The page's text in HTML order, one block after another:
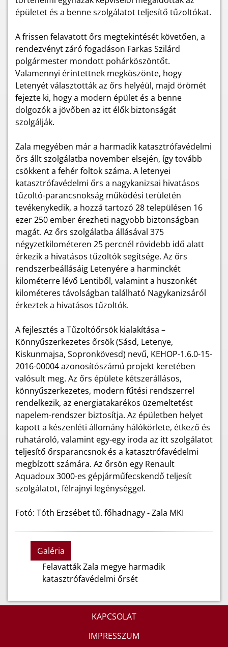
épületet és a benne szolgálatot teljesítő tűzoltókat.
A frissen felavatott őrs megtekintését követően, a
rendezvényt záró fogadáson Farkas Szilárd
polgármester mondott pohárköszöntőt.
Valamennyi érintettnek megköszönte, hogy
Letenyét választották az őrs helyéül, majd örömét
fejezte ki, hogy a modern épület és a benne
dolgozók a jövőben az itt élők biztonságát
szolgálják.
Zala megyében már a harmadik katasztrófavédelmi
őrs állt szolgálatba november elsején, így tovább
csökkent a fehér foltok száma. A letenyei
katasztrófavédelmi őrs a nagykanizsai hivatásos
tűzoltó-parancsnokság működési területén
tevékenykedik, a hozzá tartozó 28 településen 16
ezer 250 ember érezheti nagyobb biztonságban
magát. Az őrs szolgálatba állásával 375
négyzetkilométeren 25 percnél rövidebb idő alatt
érkezik a hivatásos tűzoltók segítsége. Az őrs
rendszerbeállásáig Letenyére a harminckét
kilométerre lévő Lentiből, valamint a huszonkét
kilométeres távolságban található Nagykanizsáról
érkeztek a hivatásos tűzoltók.
A fejlesztés a Tűzoltóőrsök kialakítása –
Könnyűszerkezetes őrsök (Sásd, Letenye,
Kiskunmajsa, Sopronkövesd) nevű, KEHOP-1.6.0-15-
2016-00004 azonosítószámú projekt keretében
valósult meg. Az őrs épülete kétszerállásos,
könnyűszerkezetes, modern fűtési rendszerrel
rendelkezik, az energiatakarékos üzemeltetést
napelem-rendszer biztosítja. Az épületben helyet
kapott a készenléti állomány hálókörlete, étkező és
ruhatároló, valamint egy-egy iroda az itt szolgálatot
teljesítő őrsparancsnok és a katasztrófavédelmi
megbízott számára. Az őrsön egy Renault
Aquadoux 3000-es gépjárműfecskendő teljesít
szolgálatot, félrajnyi legénységgel.
Fotó: Tóth Erzsébet tű. főhadnagy - Zala MKI
Galéria
Felavatták Zala megye harmadik
katasztrófavédelmi őrsét
KAPCSOLAT
IMPRESSZUM